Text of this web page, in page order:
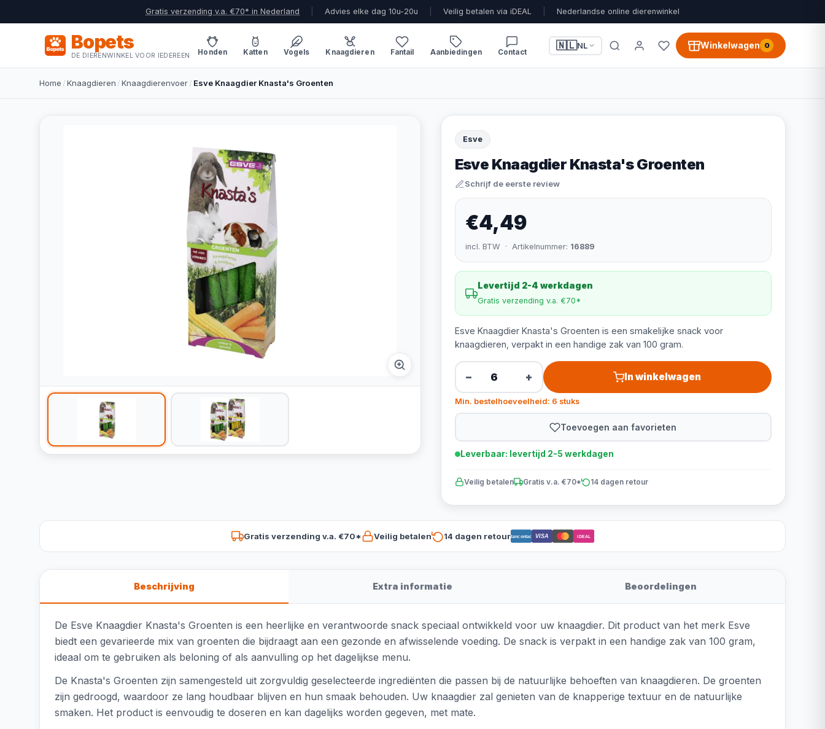
Gratis verzending v.a. €70* in Nederland Advies elke dag 10u-20u Veilig betalen via iDEAL Nederlandse online dierenwinkel
Bopets
DE DIERENWINKEL VOOR IEDEREEN Honden Katten Vogels Knaagdieren Fantail Aanbiedingen Contact
🇳🇱NL Winkelwagen 0
Home /Knaagdieren /Knaagdierenvoer/ Esve Knaagdier Knasta's Groenten
Esve
Esve Knaagdier Knasta's Groenten
Schrijf de eerste review
€4,49
incl. BTW · Artikelnummer: 16889
Levertijd 2-4 werkdagen
Gratis verzending v.a. €70*
Esve Knaagdier Knasta's Groenten is een smakelijke snack voor
knaagdieren, verpakt in een handige zak van 100 gram.
− + In winkelwagen
Min. bestelhoeveelheid: 6 stuks
Toevoegen aan favorieten
Leverbaar: levertijd 2-5 werkdagen
Veilig betalen Gratis v.a. €70* 14 dagen retour
Gratis verzending v.a. €70* Veilig betalen 14 dagen retourBancontact VISA iDEAL
Beschrijving Extra informatie Beoordelingen
De Esve Knaagdier Knasta's Groenten is een heerlijke en verantwoorde snack speciaal ontwikkeld voor uw knaagdier. Dit product van het merk Esve
biedt een gevarieerde mix van groenten die bijdraagt aan een gezonde en afwisselende voeding. De snack is verpakt in een handige zak van 100 gram,
ideaal om te gebruiken als beloning of als aanvulling op het dagelijkse menu.
De Knasta's Groenten zijn samengesteld uit zorgvuldig geselecteerde ingrediënten die passen bij de natuurlijke behoeften van knaagdieren. De groenten
zijn gedroogd, waardoor ze lang houdbaar blijven en hun smaak behouden. Uw knaagdier zal genieten van de knapperige textuur en de natuurlijke
smaken. Het product is eenvoudig te doseren en kan dagelijks worden gegeven, met mate.